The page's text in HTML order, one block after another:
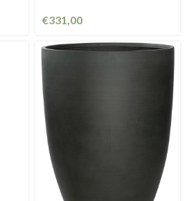
€331,00